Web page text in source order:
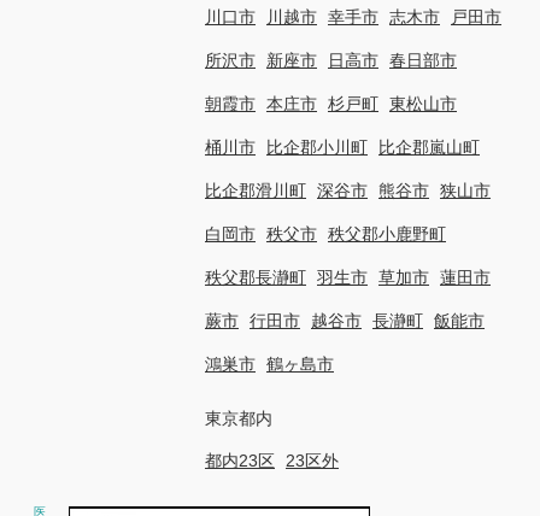
川口市 川越市 幸手市 志木市 戸田市
所沢市 新座市 日高市 春日部市
朝霞市 本庄市 杉戸町 東松山市
桶川市 比企郡小川町 比企郡嵐山町
比企郡滑川町 深谷市 熊谷市 狭山市
白岡市 秩父市 秩父郡小鹿野町
秩父郡長瀞町 羽生市 草加市 蓮田市
蕨市 行田市 越谷市 長瀞町 飯能市
鴻巣市 鶴ヶ島市
東京都内
都内23区 23区外
医